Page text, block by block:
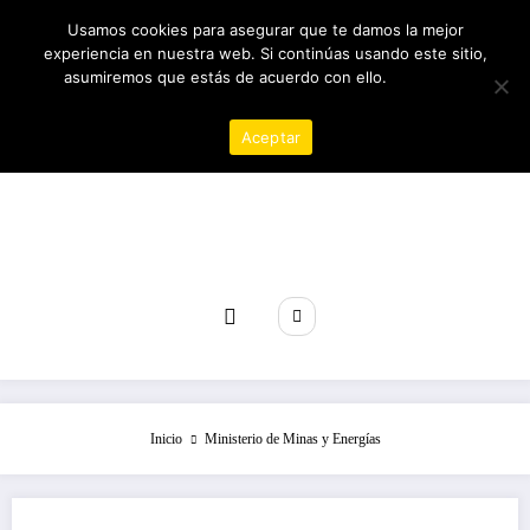
contenido
08/08/2026 4:10:09 AM
Inicio Ministerio de Minas y Energías
Usamos cookies para asegurar que te damos la mejor
experiencia en nuestra web. Si continúas usando este sitio,
asumiremos que estás de acuerdo con ello.
Aceptar